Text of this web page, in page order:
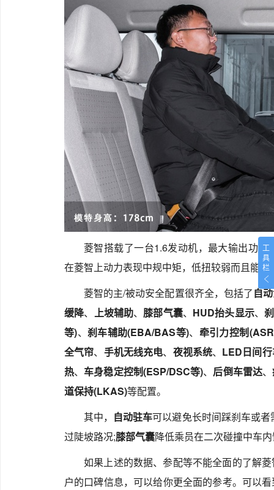
工
具
栏
菱智搭载了一台1.6发动机，最大输出功
在菱智上动力表现中规中矩，低扭较弱而且能
菱智的主/被动安全配置很齐全，包括了自
缓降、 上坡辅助、 膝部气囊、 HUD抬头显示、
等)、刹车辅助(EBA/BAS等)、 牵引力控制
全气帘、 手机无线充电、 夜视系统、 LED日间
热、 车身稳定控制(ESP/DSC等)、 后倒车雷达、
道保持(LKAS)等配置。
其中， 自动驻车可以避免长时间踩刹车或
过陡坡路况;膝部气囊降低乘员在二次碰撞中车
如果上述的数据、参配等不能全面的了解
户的口碑信息，可以给你更全面的参考。可以